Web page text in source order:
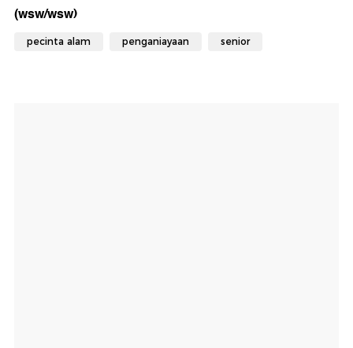
(wsw/wsw)
pecinta alam penganiayaan senior